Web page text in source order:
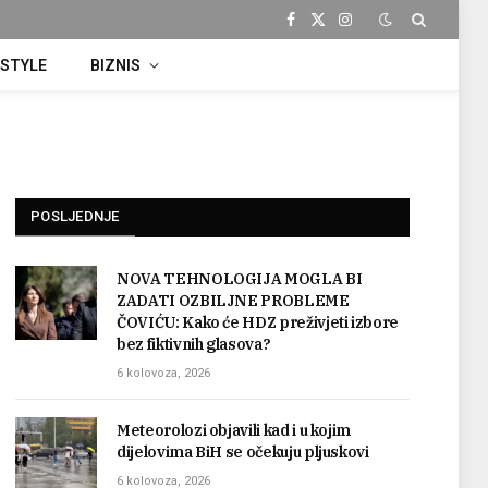
Facebook
X
Instagram
BIZNIS
POSLJEDNJE
NOVA TEHNOLOGIJA MOGLA BI
ZADATI OZBILJNE PROBLEME
ČOVIĆU: Kako će HDZ preživjeti izbore
bez fiktivnih glasova?
6 kolovoza, 2026
Meteorolozi objavili kad i u kojim
dijelovima BiH se očekuju pljuskovi
6 kolovoza, 2026